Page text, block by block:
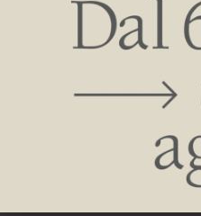
internationaler Exzellenz
Brasilia bezieht sich auf
ansprechenden Form, die
werden soll. Selbst der
Meister der modernen
Gebäude dynamische
„Es ist nicht nur ein